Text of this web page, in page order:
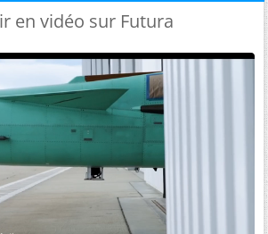
en vidéo sur Futura